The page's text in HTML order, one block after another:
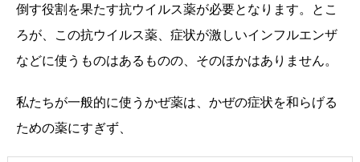
倒す役割を果たす抗ウイルス薬が必要となります。とこ
ろが、この抗ウイルス薬、症状が激しいインフルエンザ
などに使うものはあるものの、そのほかはありません。
私たちが一般的に使うかぜ薬は、かぜの症状を和らげる
ための薬にすぎず、